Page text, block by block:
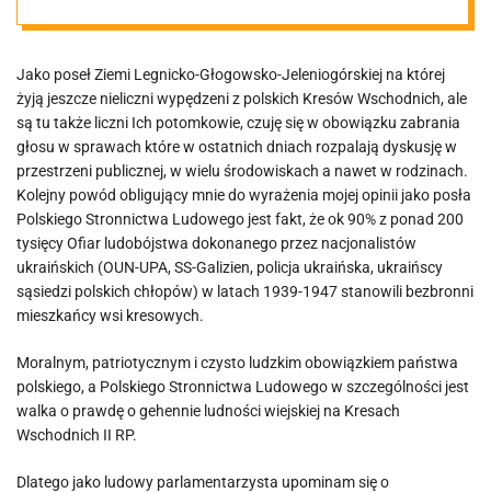
Jako poseł Ziemi Legnicko-Głogowsko-Jeleniogórskiej na której
żyją jeszcze nieliczni wypędzeni z polskich Kresów Wschodnich, ale
są tu także liczni Ich potomkowie, czuję się w obowiązku zabrania
głosu w sprawach które w ostatnich dniach rozpalają dyskusję w
przestrzeni publicznej, w wielu środowiskach a nawet w rodzinach.
Kolejny powód obligujący mnie do wyrażenia mojej opinii jako posła
Polskiego Stronnictwa Ludowego jest fakt, że ok 90% z ponad 200
tysięcy Ofiar ludobójstwa dokonanego przez nacjonalistów
ukraińskich (OUN-UPA, SS-Galizien, policja ukraińska, ukraińscy
sąsiedzi polskich chłopów) w latach 1939-1947 stanowili bezbronni
mieszkańcy wsi kresowych.
Moralnym, patriotycznym i czysto ludzkim obowiązkiem państwa
polskiego, a Polskiego Stronnictwa Ludowego w szczególności jest
walka o prawdę o gehennie ludności wiejskiej na Kresach
Wschodnich II RP.
Dlatego jako ludowy parlamentarzysta upominam się o